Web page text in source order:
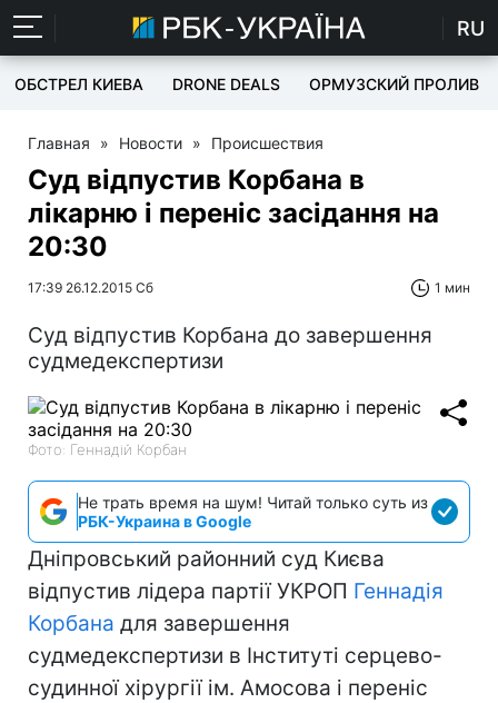
RU
ОБСТРЕЛ КИЕВА DRONE DEALS ОРМУЗСКИЙ ПРОЛИВ
Главная » Новости » Происшествия
Суд відпустив Корбана в
лікарню і переніс засідання на
20:30
17:39 26.12.2015 Сб 1 мин
Суд відпустив Корбана до завершення
судмедекспертизи
Фото: Геннадій Корбан
Не трать время на шум! Читай только суть из
РБК-Украина в Google
Дніпровський районний суд Києва
відпустив лідера партії УКРОП Геннадія
Корбана для завершення
судмедекспертизи в Інституті серцево-
судинної хірургії ім. Амосова і переніс